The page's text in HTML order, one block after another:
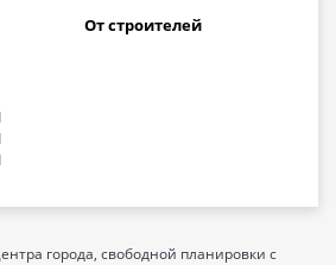
От строителей
города, свободной планировки с